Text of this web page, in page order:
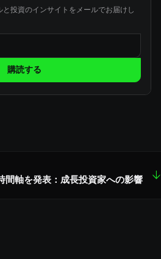
投資のインサイトをメールでお届けし
購読する
間軸を発表：成長投資家への影響 ↓